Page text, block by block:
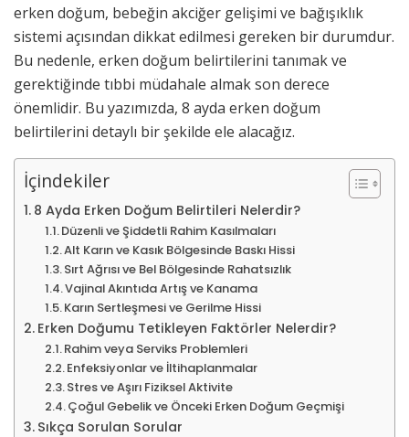
erken doğum, bebeğin akciğer gelişimi ve bağışıklık
sistemi açısından dikkat edilmesi gereken bir durumdur.
Bu nedenle, erken doğum belirtilerini tanımak ve
gerektiğinde tıbbi müdahale almak son derece
önemlidir. Bu yazımızda, 8 ayda erken doğum
belirtilerini detaylı bir şekilde ele alacağız.
İçindekiler
8 Ayda Erken Doğum Belirtileri Nelerdir?
Düzenli ve Şiddetli Rahim Kasılmaları
Alt Karın ve Kasık Bölgesinde Baskı Hissi
Sırt Ağrısı ve Bel Bölgesinde Rahatsızlık
Vajinal Akıntıda Artış ve Kanama
Karın Sertleşmesi ve Gerilme Hissi
Erken Doğumu Tetikleyen Faktörler Nelerdir?
Rahim veya Serviks Problemleri
Enfeksiyonlar ve İltihaplanmalar
Stres ve Aşırı Fiziksel Aktivite
Çoğul Gebelik ve Önceki Erken Doğum Geçmişi
Sıkça Sorulan Sorular